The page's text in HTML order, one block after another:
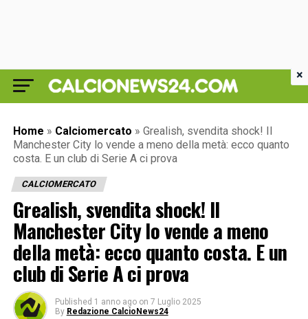
Home » Calciomercato » Grealish, svendita shock! Il
Manchester City lo vende a meno della metà: ecco quanto
costa. E un club di Serie A ci prova
CALCIOMERCATO
Grealish, svendita shock! Il
Manchester City lo vende a meno
della metà: ecco quanto costa. E un
club di Serie A ci prova
Published 1 anno ago on 7 Luglio 2025
By Redazione CalcioNews24
×